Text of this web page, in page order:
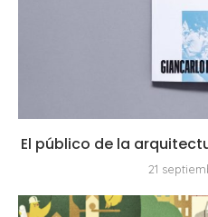
El público de la
21